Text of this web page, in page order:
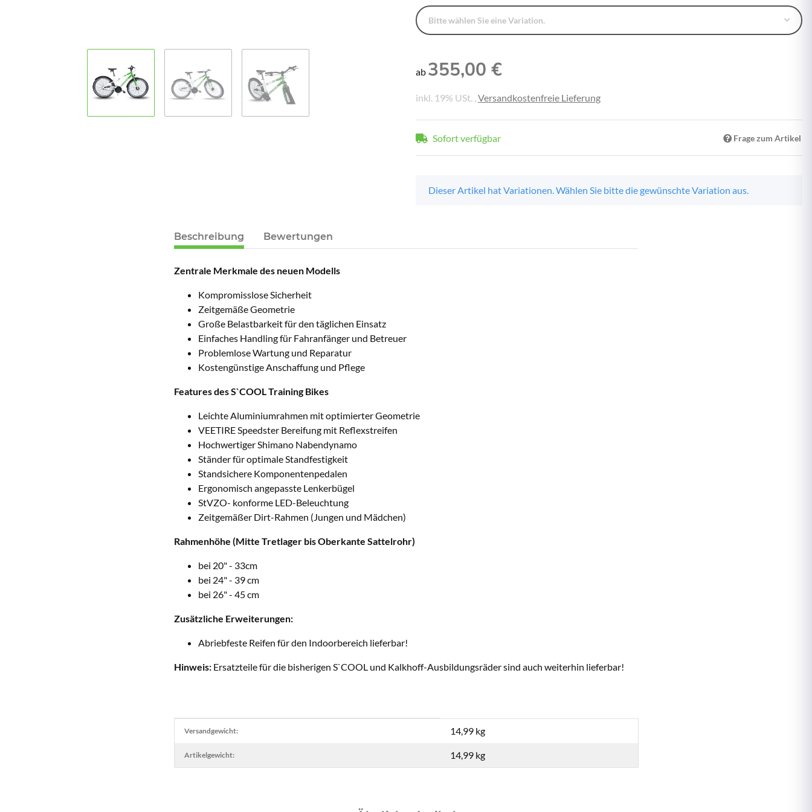
Bitte wählen Sie eine Variation.
ab 355,00 €
inkl. 19% USt. , Versandkostenfreie Lieferung
Sofort verfügbar Frage zum Artikel
x
Dieser Artikel hat Variationen. Wählen Sie bitte die gewünschte Variation aus.
Beschreibung Bewertungen
Zentrale Merkmale des neuen Modells
Kompromisslose Sicherheit
Zeitgemäße Geometrie
Große Belastbarkeit für den täglichen Einsatz
Einfaches Handling für Fahranfänger und Betreuer
Problemlose Wartung und Reparatur
Kostengünstige Anschaffung und Pflege
Features des S`COOL Training Bikes
Leichte Aluminiumrahmen mit optimierter Geometrie
VEETIRE Speedster Bereifung mit Reflexstreifen
Hochwertiger Shimano Nabendynamo
Ständer für optimale Standfestigkeit
Standsichere Komponentenpedalen
Ergonomisch angepasste Lenkerbügel
StVZO- konforme LED-Beleuchtung
Zeitgemäßer Dirt-Rahmen (Jungen und Mädchen)
Rahmenhöhe (Mitte Tretlager bis Oberkante Sattelrohr)
bei 20" - 33cm
bei 24" - 39 cm
bei 26" - 45 cm
Zusätzliche Erweiterungen:
Abriebfeste Reifen für den Indoorbereich lieferbar!
Hinweis: Ersatzteile für die bisherigen S`COOL und Kalkhoff-Ausbildungsräder sind auch weiterhin lieferbar!
Produkteigenschaft
Wert
Versandgewicht: 14,99 kg
Artikelgewicht: 14,99 kg